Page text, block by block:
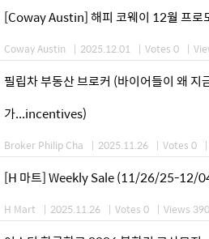
[Coway Austin] 해피 코웨이 12월 프로
Coway Austin | 2025.12.01 | Votes 0 |
필립차 부동산 브로커 (바이어들이 왜 지
가...incentives)
Broker Philip Cha | 2025.11.26 | Votes 0 |
[H 마트] Weekly Sale (11/26/25-12/
H Mart | 2025.11.26 | Votes 0 | Views